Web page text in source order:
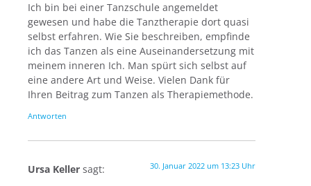
Ich bin bei einer Tanzschule angemeldet
gewesen und habe die Tanztherapie dort quasi
selbst erfahren. Wie Sie beschreiben, empfinde
ich das Tanzen als eine Auseinandersetzung mit
meinem inneren Ich. Man spürt sich selbst auf
eine andere Art und Weise. Vielen Dank für
Ihren Beitrag zum Tanzen als Therapiemethode.
Antworten
Ursa Keller sagt: 30. Januar 2022 um 13:23 Uhr